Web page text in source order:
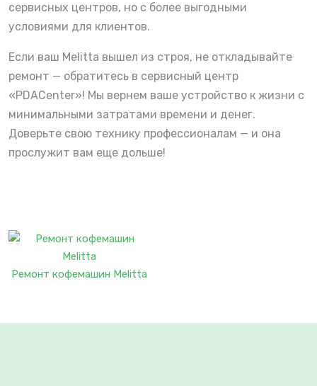
сервисных центров, но с более выгодными
условиями для клиентов.
Если ваш Melitta вышел из строя, не откладывайте
ремонт — обратитесь в сервисный центр
«PDACenter»! Мы вернем ваше устройство к жизни с
минимальными затратами времени и денег.
Доверьте свою технику профессионалам — и она
прослужит вам еще дольше!
Ремонт кофемашин Melitta